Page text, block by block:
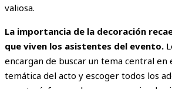
valiosa.
La importancia de la decoración
que viven los asistentes del evento.
encargan de buscar un tema central en
temática del acto y escoger todos los